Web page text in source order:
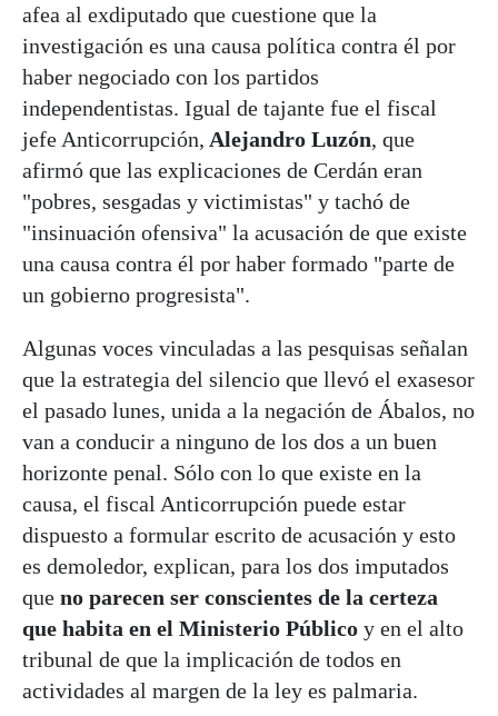
afea al exdiputado que cuestione que la
investigación es una causa política contra él por
haber negociado con los partidos
independentistas. Igual de tajante fue el fiscal
jefe Anticorrupción, Alejandro Luzón, que
afirmó que las explicaciones de Cerdán eran
"pobres, sesgadas y victimistas" y tachó de
"insinuación ofensiva" la acusación de que existe
una causa contra él por haber formado "parte de
un gobierno progresista".
Algunas voces vinculadas a las pesquisas señalan
que la estrategia del silencio que llevó el exasesor
el pasado lunes, unida a la negación de Ábalos, no
van a conducir a ninguno de los dos a un buen
horizonte penal. Sólo con lo que existe en la
causa, el fiscal Anticorrupción puede estar
dispuesto a formular escrito de acusación y esto
es demoledor, explican, para los dos imputados
que no parecen ser conscientes de la certeza
que habita en el Ministerio Público y en el alto
tribunal de que la implicación de todos en
actividades al margen de la ley es palmaria.